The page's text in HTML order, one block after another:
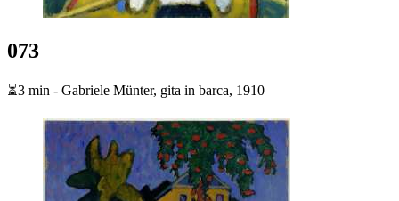
073
⏳3 min - Gabriele Münter, gita in barca, 1910